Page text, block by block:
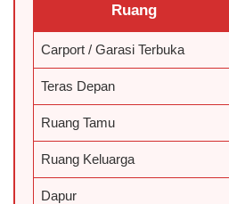
Ruang
Carport / Garasi Terbuka
Teras Depan
️Ruang Tamu
️Ruang Keluarga
Dapur